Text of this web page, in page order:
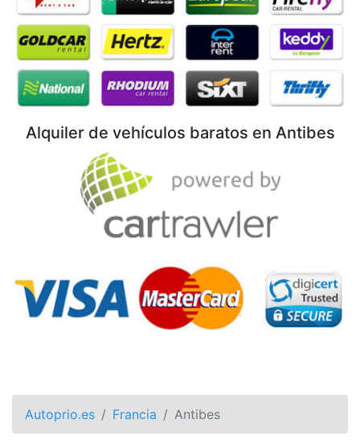
Alquiler de vehículos baratos en Antibes
Autoprio.es Francia Antibes